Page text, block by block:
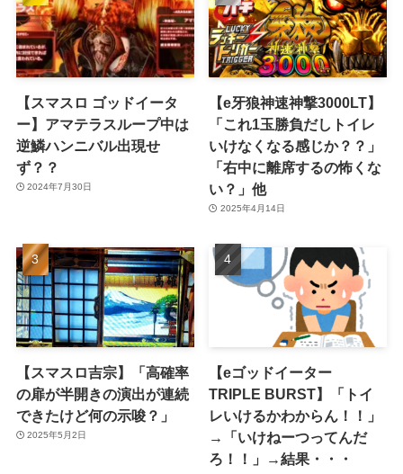
【スマスロ ゴッドイータ
ー】アマテラスループ中は
逆鱗ハンニバル出現せ
ず？？
2024年7月30日
【e牙狼神速神撃3000LT】
「これ1玉勝負だしトイレ
いけなくなる感じか？？」
「右中に離席するの怖くな
い？」他
2025年4月14日
【スマスロ吉宗】「高確率
の扉が半開きの演出が連続
できたけど何の示唆？」
2025年5月2日
【eゴッドイーター
TRIPLE BURST】「トイ
レいけるかわからん！！」
→「いけねーつってんだ
ろ！！」→結果・・・